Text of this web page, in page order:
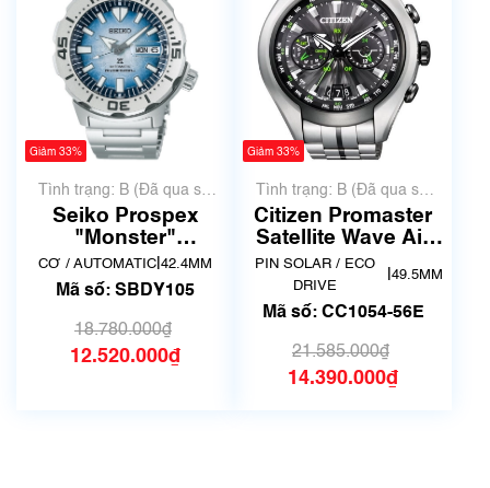
Giảm 33%
Tình trạng: B (Đã qua sử
dụng, hàng đẹp, có chút
xước dăm)
Seiko Prospex
"Monster"
Antarctica
SBDY105
CƠ / AUTOMATIC 42.4MM
Mã số: SBDY105
18.780.000₫
12.520.000₫
Giảm 33%
Tình trạng: B (Đã qua sử
dụng, hàng đẹp, có chút
xước dăm)
Citizen Promaster
Satellite Wave Air
CC1054-56E
PIN SOLAR / ECO
DRIVE
49.5MM
Mã số: CC1054-56E
21.585.000₫
14.390.000₫